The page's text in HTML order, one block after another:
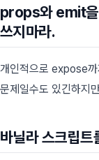
props와 emit을
쓰지마라.
개인적으로 expose까
문제일수도 있긴하지
바닐라 스크립트